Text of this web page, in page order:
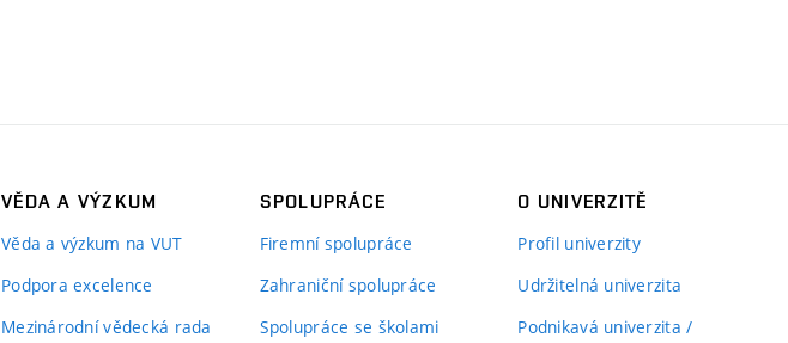
VĚDA A VÝZKUM
Věda a výzkum na VUT
Podpora excelence
Mezinárodní vědecká rada
SPOLUPRÁCE
Firemní spolupráce
Zahraniční spolupráce
Spolupráce se školami
O UNIVERZITĚ
Profil univerzity
Udržitelná univerzita
Podnikavá univerzita /